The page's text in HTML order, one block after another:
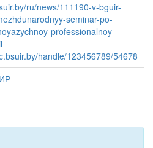
ru/news/111190-v-bguir-
seminar-po-
professionalnoy-
handle/123456789/54678